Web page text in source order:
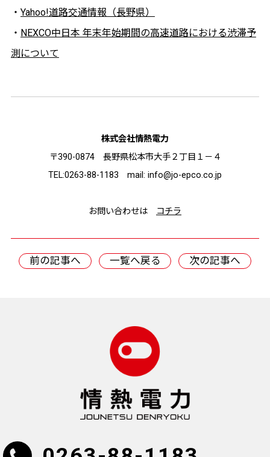
・ Yahoo!道路交通情報（長野県）
・ NEXCO中日本 年末年始期間の高速道路における渋滞予
測について
株式会社情熱電力
〒390-0874 長野県松本市大手２丁目１－４
TEL:0263-88-1183 mail: info@jo-epco.co.jp
お問い合わせは コチラ
前の記事へ 一覧へ戻る 次の記事へ